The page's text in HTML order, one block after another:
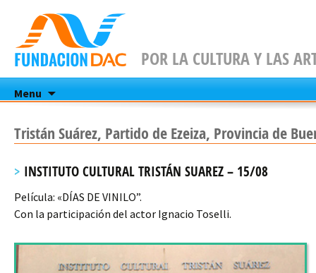
POR LA CULTURA Y LAS
Menu
Skip
to
Tristán Suárez, Partido de Ezeiza, Provincia de
INSTITUTO CULTURAL TRISTÁN SUAREZ – 15/08
Película: «DÍAS DE VINILO”.
Con la participación del actor Ignacio Toselli.